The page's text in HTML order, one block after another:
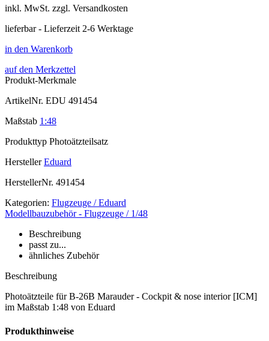
inkl. MwSt. zzgl. Versandkosten
lieferbar - Lieferzeit 2-6 Werktage
in den Warenkorb
auf den Merkzettel
Produkt-Merkmale
ArtikelNr. EDU 491454
Maßstab 1:48
Produkttyp Photoätzteilsatz
Hersteller Eduard
HerstellerNr. 491454
Kategorien: Flugzeuge / Eduard
Modellbauzubehör - Flugzeuge / 1/48
Beschreibung
passt zu...
ähnliches Zubehör
Beschreibung
Photoätzteile für B-26B Marauder - Cockpit & nose interior [ICM]
im Maßstab 1:48 von Eduard
Produkthinweise